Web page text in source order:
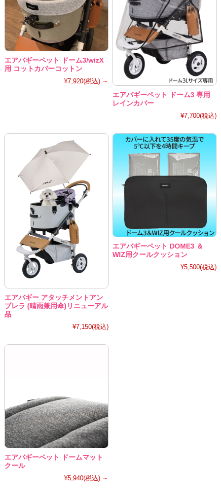
エアバギーペット ドーム3/wizX
用 コットカバーコットン
¥7,920(税込) ～
エアバギーペット ドーム3 専用
レインカバー
¥7,700(税込)
エアバギー アタッチメントアン
ブレラ (晴雨兼用傘)リニューアル
品
¥7,150(税込)
エアバギーペット DOME3 ＆
WIZ用クールクッション
¥5,500(税込)
エアバギーペット ドームマット
クール
¥5,940(税込) ～